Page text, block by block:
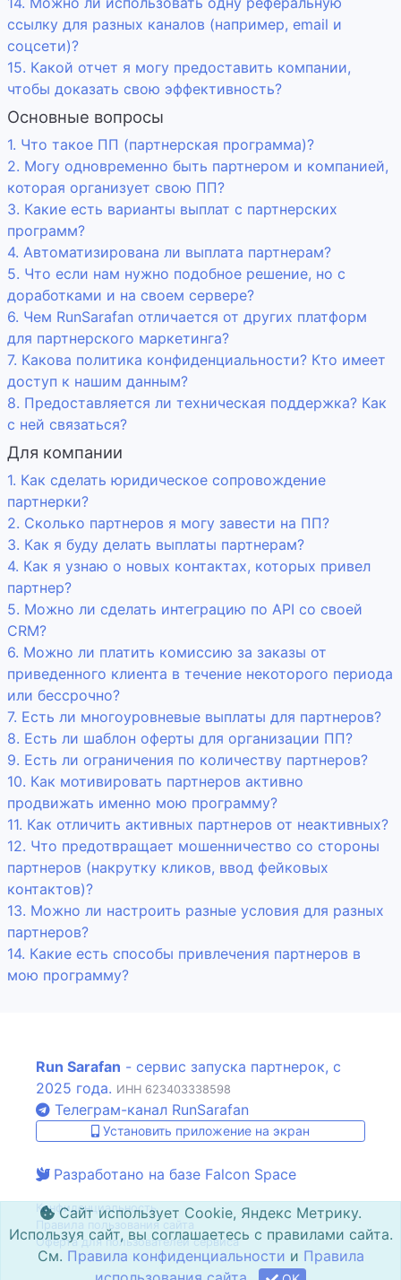
ссылку для разных каналов (например, email и
соцсети)?
15. Какой отчет я могу предоставить компании,
чтобы доказать свою эффективность?
Основные вопросы
1. Что такое ПП (партнерская программа)?
2. Могу одновременно быть партнером и компанией,
которая организует свою ПП?
3. Какие есть варианты выплат с партнерских
программ?
4. Автоматизирована ли выплата партнерам?
5. Что если нам нужно подобное решение, но с
доработками и на своем сервере?
6. Чем RunSarafan отличается от других платформ
для партнерского маркетинга?
7. Какова политика конфиденциальности? Кто имеет
доступ к нашим данным?
8. Предоставляется ли техническая поддержка? Как
с ней связаться?
Для компании
1. Как сделать юридическое сопровождение
партнерки?
2. Сколько партнеров я могу завести на ПП?
3. Как я буду делать выплаты партнерам?
4. Как я узнаю о новых контактах, которых привел
партнер?
5. Можно ли сделать интеграцию по API со своей
CRM?
6. Можно ли платить комиссию за заказы от
приведенного клиента в течение некоторого периода
или бессрочно?
7. Есть ли многоуровневые выплаты для партнеров?
8. Есть ли шаблон оферты для организации ПП?
9. Есть ли ограничения по количеству партнеров?
10. Как мотивировать партнеров активно
продвижать именно мою программу?
11. Как отличить активных партнеров от неактивных?
12. Что предотвращает мошенничество со стороны
партнеров (накрутку кликов, ввод фейковых
контактов)?
13. Можно ли настроить разные условия для разных
партнеров?
14. Какие есть способы привлечения партнеров в
мою программу?
Run Sarafan - сервис запуска партнерок, с
2025 года. ИНН 623403338598
Телеграм-канал RunSarafan
Установить приложение на экран
Разработано на базе Falcon Space
Конфиденциальность
Правила пользования сайта
Оферта для пользователей сервиса
Сайт использует Cookie, Яндекс Метрику.
Используя сайт, вы соглашаетесь с правилами сайта.
См. Правила конфиденциальности и Правила